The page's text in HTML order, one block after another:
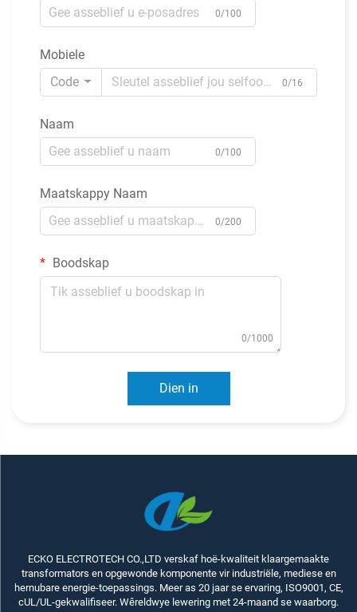
0/100
Mobiele
Code
0/16
Naam
0/100
Maatskappy Naam
0/200
Boodskap
0/1000
Dien in
ECKO ELECTROTECH CO.,LTD verskaf hoë-kwaliteit klaargemaakte
transformators en opgewonde komponente vir industriële, mediese en
hernubare energie-toepassings. Meer as 20 jaar se ervaring, ISO9001, CE,
cUL/UL-gekwalifiseer. Wêreldwye lewering met 24-maand se waarborg.